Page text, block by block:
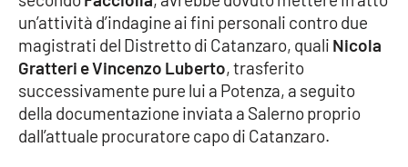
Cosenza
Lamezia Terme
PROGETTI
SPECIALI
un’attività d’indagine ai fini personali contro due
magistrati del Distretto di Catanzaro, quali Nicola
Gratteri e Vincenzo Luberto, trasferito
successivamente pure lui a Potenza, a seguito
della documentazione inviata a Salerno proprio
dall’attuale procuratore capo di Catanzaro.